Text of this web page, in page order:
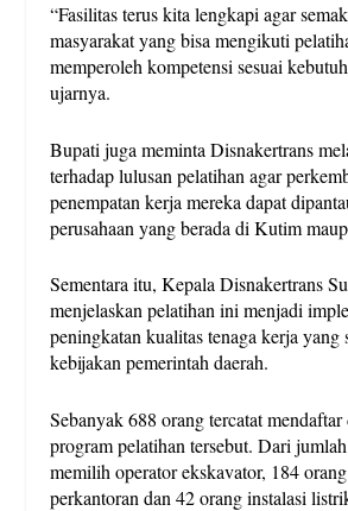
“Fasilitas terus kita lengkapi agar
masyarakat yang bisa mengikuti
memperoleh kompetensi sesuai
ujarnya.
Bupati juga meminta Disnakertrans
terhadap lulusan pelatihan agar
penempatan kerja mereka dapat
perusahaan yang berada di Kutim
Sementara itu, Kepala Disnakertrans
menjelaskan pelatihan ini menjadi
peningkatan kualitas tenaga kerja yang
kebijakan pemerintah daerah.
Sebanyak 688 orang tercatat mendaftar
program pelatihan tersebut. Dari
memilih operator ekskavator, 184
perkantoran dan 42 orang instalasi